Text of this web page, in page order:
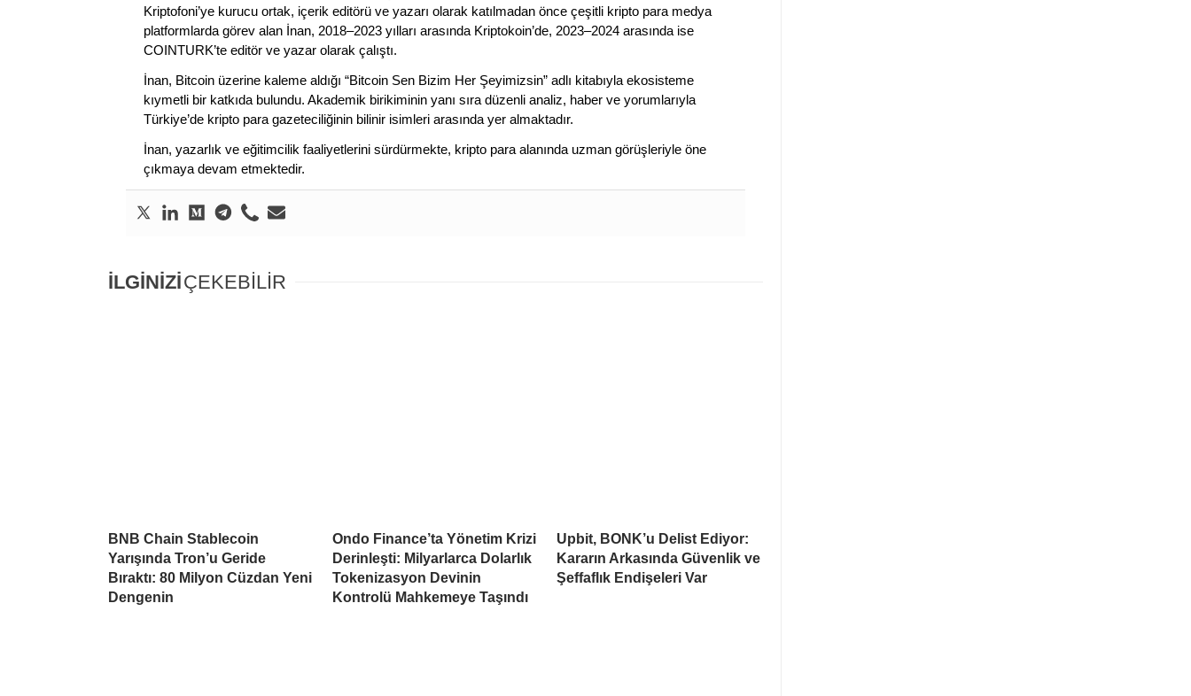
Kriptofoni’ye kurucu ortak, içerik editörü ve yazarı olarak katılmadan önce çeşitli kripto para medya
platformlarda görev alan İnan, 2018–2023 yılları arasında Kriptokoin’de, 2023–2024 arasında ise
COINTURK’te editör ve yazar olarak çalıştı.
İnan, Bitcoin üzerine kaleme aldığı “Bitcoin Sen Bizim Her Şeyimizsin” adlı kitabıyla ekosisteme
kıymetli bir katkıda bulundu. Akademik birikiminin yanı sıra düzenli analiz, haber ve yorumlarıyla
Türkiye’de kripto para gazeteciliğinin bilinir isimleri arasında yer almaktadır.
İnan, yazarlık ve eğitimcilik faaliyetlerini sürdürmekte, kripto para alanında uzman görüşleriyle öne
çıkmaya devam etmektedir.
İLGİNİZİÇEKEBİLİR
BNB Chain Stablecoin
Yarışında Tron’u Geride
Bıraktı: 80 Milyon Cüzdan Yeni
Dengenin
Ondo Finance’ta Yönetim Krizi
Derinleşti: Milyarlarca Dolarlık
Tokenizasyon Devinin
Kontrolü Mahkemeye Taşındı
Upbit, BONK’u Delist Ediyor:
Kararın Arkasında Güvenlik ve
Şeffaflık Endişeleri Var